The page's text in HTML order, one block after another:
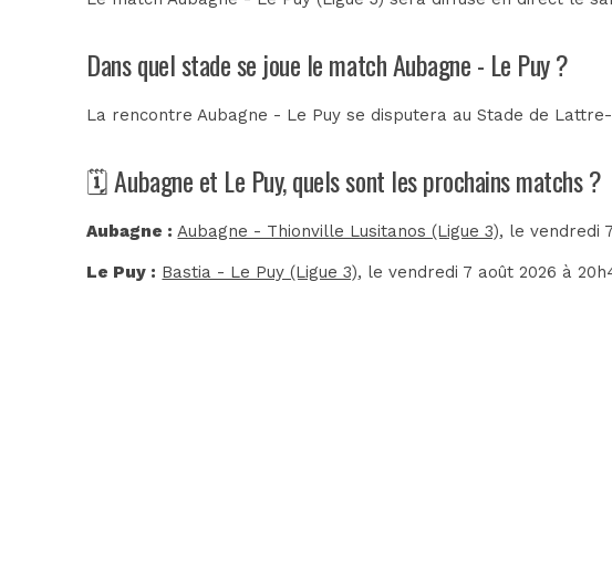
Dans quel stade se joue le match Aubagne - Le Puy ?
La rencontre Aubagne - Le Puy se disputera auStade de
🗓️ Aubagne et Le Puy, quels sont les prochains matchs ?
Aubagne : Aubagne - Thionville Lusitanos (Ligue 3), le vendredi
Le Puy : Bastia - Le Puy (Ligue 3), le vendredi 7 août 2026 à